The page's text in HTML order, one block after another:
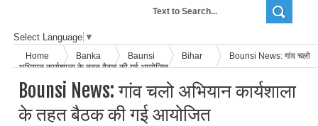
Select Language ▼
Home Banka Baunsi Bihar
Bounsi News: गांव चलो
अभियान कार्यशाला के तहत बैठक की गई आयोजित
Bounsi News: गांव चलो अभियान कार्यशाला
के तहत बैठक की गई आयोजित